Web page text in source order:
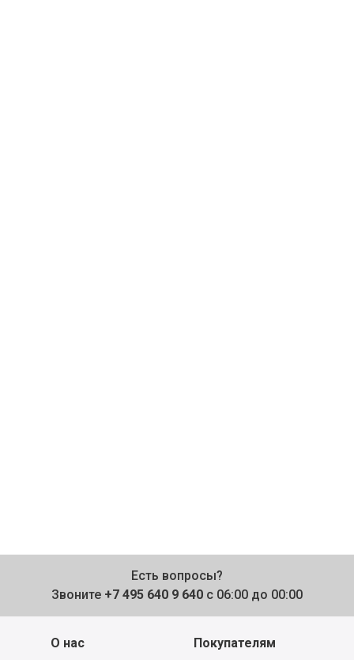
Есть вопросы?
Звоните +7 495 640 9 640 с 06:00 до 00:00
О нас Покупателям